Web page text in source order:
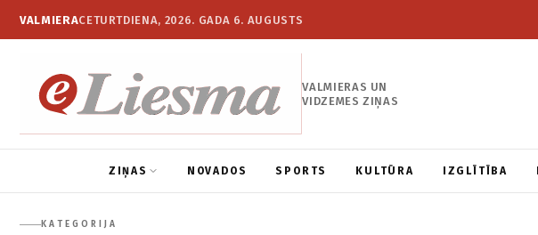
VALMIERACETURTDIENA, 2026. GADA 6. AUGUSTS
VALMIERAS UN
VIDZEMES ZIŅAS
ZIŅAS NOVADOS SPORTS KULTŪRA IZGLĪTĪBA
KATEGORIJA